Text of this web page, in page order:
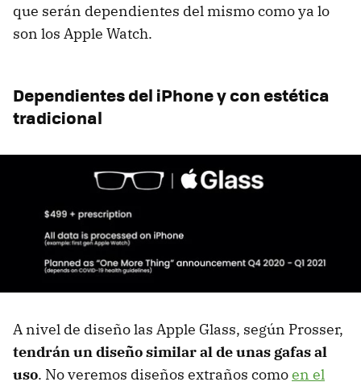
que serán dependientes del mismo como ya lo
son los Apple Watch.
Dependientes del iPhone y con estética
tradicional
A nivel de diseño las Apple Glass, según Prosser,
tendrán un diseño similar al de unas gafas al
uso. No veremos diseños extraños comoen el